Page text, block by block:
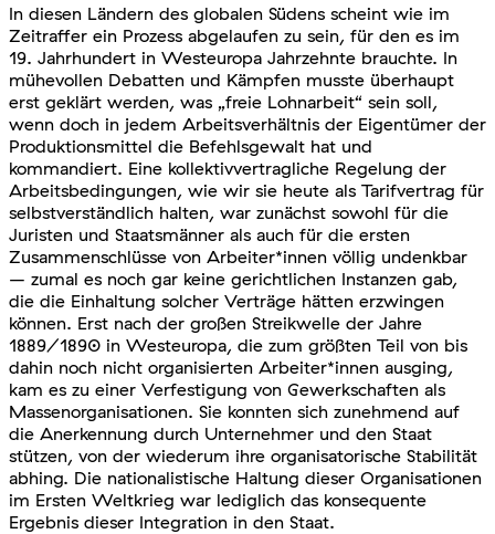
In diesen Ländern des globalen Südens scheint wie im
Zeitraffer ein Prozess abgelaufen zu sein, für den es im
19. Jahrhundert in Westeuropa Jahrzehnte brauchte. In
mühevollen Debatten und Kämpfen musste überhaupt
erst geklärt werden, was „freie Lohnarbeit“ sein soll,
wenn doch in jedem Arbeitsverhältnis der Eigentümer der
Produktionsmittel die Befehlsgewalt hat und
kommandiert. Eine kollektivvertragliche Regelung der
Arbeitsbedingungen, wie wir sie heute als Tarifvertrag für
selbstverständlich halten, war zunächst sowohl für die
Juristen und Staatsmänner als auch für die ersten
Zusammenschlüsse von Arbeiter*innen völlig undenkbar
– zumal es noch gar keine gerichtlichen Instanzen gab,
die die Einhaltung solcher Verträge hätten erzwingen
können. Erst nach der großen Streikwelle der Jahre
1889/1890 in Westeuropa, die zum größten Teil von bis
dahin noch nicht organisierten Arbeiter*innen ausging,
kam es zu einer Verfestigung von Gewerkschaften als
Massenorganisationen. Sie konnten sich zunehmend auf
die Anerkennung durch Unternehmer und den Staat
stützen, von der wiederum ihre organisatorische Stabilität
abhing. Die nationalistische Haltung dieser Organisationen
im Ersten Weltkrieg war lediglich das konsequente
Ergebnis dieser Integration in den Staat.